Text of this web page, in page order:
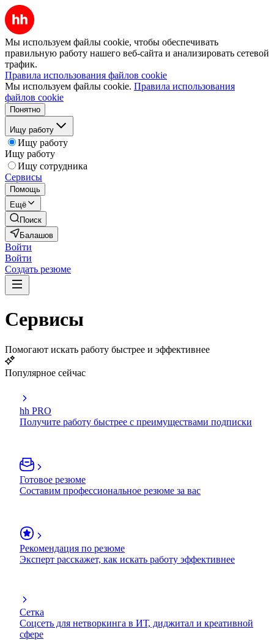
Мы используем файлы cookie, чтобы обеспечивать
правильную работу нашего веб-сайта и анализировать сетевой
трафик.
Правила использования файлов cookie
Мы используем файлы cookie. Правила использования
файлов cookie
Понятно
Ищу работу
Ищу работу
Ищу работу
Ищу сотрудника
Сервисы
Помощь
Ещё
Поиск
Балашов
Войти
Войти
Создать резюме
Сервисы
Помогают искать работу быстрее и эффективнее
Популярное сейчас
hh PRO
Получите работу быстрее с преимуществами подписки
Готовое резюме
Составим профессиональное резюме за вас
Рекомендация по резюме
Эксперт расскажет, как искать работу эффективнее
Сетка
Соцсеть для нетворкинга в ИТ, диджитал и креативной
сфере